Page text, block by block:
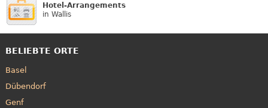
Hotel-Arrangements
in Wallis
BELIEBTE ORTE
Basel
Dübendorf
Genf